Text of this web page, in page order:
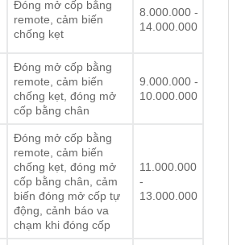
Đóng mở cốp bằng
remote, cảm biến
chống kẹt
8.000.000 -
14.000.000
Đóng mở cốp bằng
remote, cảm biến
chống kẹt, đóng mở
cốp bằng chân
9.000.000 -
10.000.000
Đóng mở cốp bằng
remote, cảm biến
chống kẹt, đóng mở
cốp bằng chân, cảm
biến đóng mở cốp tự
động, cảnh báo va
chạm khi đóng cốp
11.000.000
-
13.000.000